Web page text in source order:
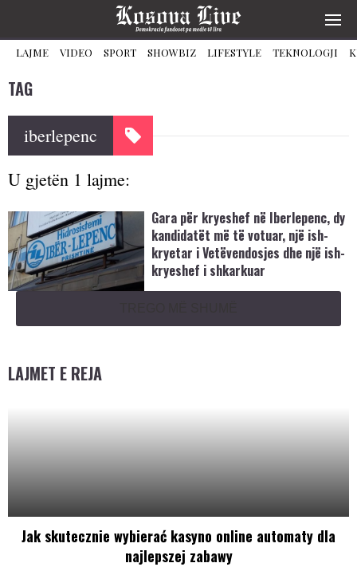
LAJME VIDEO SPORT SHOWBIZ LIFESTYLE TEKNOLOGJI
TAG
iberlepenc
U gjetën 1 lajme:
Gara për kryeshef në Iberlepenc, dy
kandidatët më të votuar, një ish-
kryetar i Vetëvendosjes dhe një ish-
kryeshef i shkarkuar
LAJMET E REJA
Jak skutecznie wybierać kasyno online automaty dla
najlepszej zabawy